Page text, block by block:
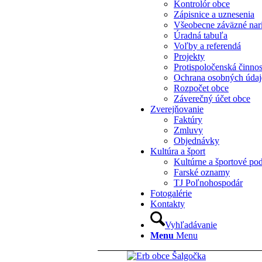
Kontrolór obce
Zápisnice a uznesenia
Všeobecne záväzné
Úradná tabuľa
Voľby a referendá
Projekty
Protispoločenská
Ochrana osobných
Rozpočet obce
Záverečný účet obce
Zverejňovanie
Faktúry
Zmluvy
Objednávky
Kultúra a šport
Kultúrne a športové
Farské oznamy
TJ Poľnohospodár
Fotogalérie
Kontakty
Vyhľadávanie
Menu Menu